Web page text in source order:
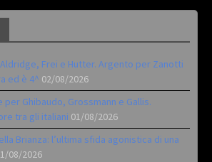
Frei e Hutter. Argento per Zanotti
ed è 4^ 02/08/2026
per Ghibaudo, Grossmann e Gallis.
tra gli italiani 01/08/2026
Brianza: l’ultima sfida agonistica di una
08/2026